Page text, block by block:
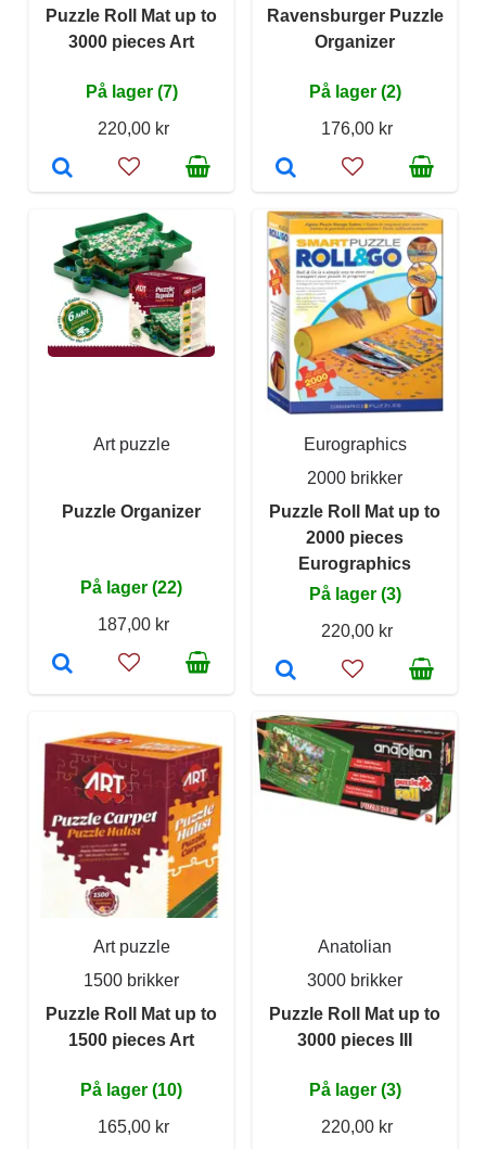
Puzzle Roll Mat up to
3000 pieces Art
På lager (7)
220,00 kr
Ravensburger Puzzle
Organizer
På lager (2)
176,00 kr
Art puzzle
Puzzle Organizer
På lager (22)
187,00 kr
Eurographics
2000 brikker
Puzzle Roll Mat up to
2000 pieces
Eurographics
På lager (3)
220,00 kr
Art puzzle
1500 brikker
Puzzle Roll Mat up to
1500 pieces Art
På lager (10)
165,00 kr
Anatolian
3000 brikker
Puzzle Roll Mat up to
3000 pieces III
På lager (3)
220,00 kr